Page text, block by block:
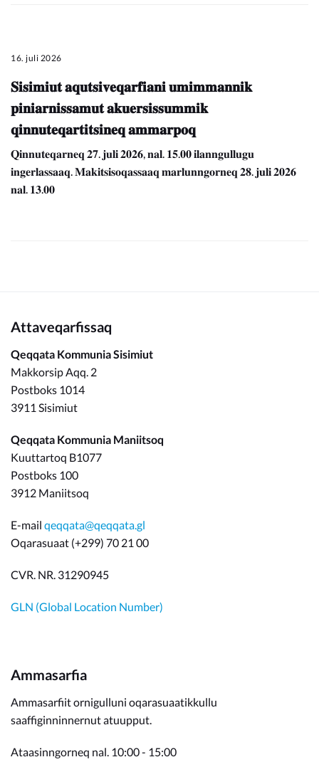
16. juli 2026
𝐒𝐢𝐬𝐢𝐦𝐢𝐮𝐭 𝐚𝐪𝐮𝐭𝐬𝐢𝐯𝐞𝐪𝐚𝐫𝐟𝐢𝐚𝐧𝐢 𝐮𝐦𝐢𝐦𝐦𝐚𝐧𝐧𝐢𝐤
𝐩𝐢𝐧𝐢𝐚𝐫𝐧𝐢𝐬𝐬𝐚𝐦𝐮𝐭 𝐚𝐤𝐮𝐞𝐫𝐬𝐢𝐬𝐬𝐮𝐦𝐦𝐢𝐤
𝐪𝐢𝐧𝐧𝐮𝐭𝐞𝐪𝐚𝐫𝐭𝐢𝐭𝐬𝐢𝐧𝐞𝐪 𝐚𝐦𝐦𝐚𝐫𝐩𝐨𝐪
𝐐𝐢𝐧𝐧𝐮𝐭𝐞𝐪𝐚𝐫𝐧𝐞𝐪 𝟐𝟕. 𝐣𝐮𝐥𝐢 𝟐𝟎𝟐𝟔, 𝐧𝐚𝐥. 𝟏𝟓.𝟎𝟎 𝐢𝐥𝐚𝐧𝐧𝐠𝐮𝐥𝐥𝐮𝐠𝐮
𝐢𝐧𝐠𝐞𝐫𝐥𝐚𝐬𝐬𝐚𝐚𝐪. 𝐌𝐚𝐤𝐢𝐭𝐬𝐢𝐬𝐨𝐪𝐚𝐬𝐬𝐚𝐚𝐪 𝐦𝐚𝐫𝐥𝐮𝐧𝐧𝐠𝐨𝐫𝐧𝐞𝐪 𝟐𝟖. 𝐣𝐮𝐥𝐢 𝟐𝟎𝟐𝟔
𝐧𝐚𝐥. 𝟏𝟑.𝟎𝟎
Attaveqarfissaq
Qeqqata Kommunia Sisimiut
Makkorsip Aqq. 2
Postboks 1014
3911 Sisimiut
Qeqqata Kommunia Maniitsoq
Kuuttartoq B1077
Postboks 100
3912 Maniitsoq
E-mail qeqqata@qeqqata.gl
Oqarasuaat (+299) 70 21 00
CVR. NR. 31290945
GLN (Global Location Number)
Ammasarfia
Ammasarfiit ornigulluni oqarasuaatikkullu
saaffiginninnernut atuupput.
Ataasinngorneq nal. 10:00 - 15:00